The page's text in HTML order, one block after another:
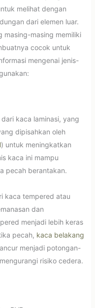
melihat dengan
dari elemen luar.
masing-masing memiliki
cocok untuk
mengenai jenis-
kaca laminasi, yang
dipisahkan oleh
) untuk meningkatkan
kaca ini mampu
pecah berantakan.
kaca tempered atau
dan
menjadi lebih keras
pecah, kaca belakang
menjadi potongan-
risiko cedera.